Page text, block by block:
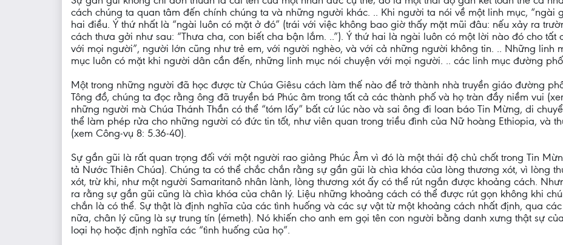
cách chúng ta quan tâm đến chính chúng ta và những người khác. .. Khi người ta nói về một linh mục, “ngài
hai điều. Ý thứ nhất là “ngài luôn có mặt ở đó” (trái với việc không bao giờ thấy mặt mũi đâu: nếu xảy ra
cách thưa gởi như sau: “Thưa cha, con biết cha bận lắm. ..”). Ý thứ hai là ngài luôn có một lời nào đó cho
với mọi người”, người lớn cũng như trẻ em, với người nghèo, và với cả những người không tin. .. Những linh
mục luôn có mặt khi người dân cần đến, những linh mục nói chuyện với mọi người. .. các linh mục đường
Một trong những người đã học được từ Chúa Giêsu cách làm thế nào để trở thành nhà truyền giáo đường
Tông đồ, chúng ta đọc rằng ông đã truyền bá Phúc âm trong tất cả các thành phố và họ tràn đầy niềm vui
những người mà Chúa Thánh Thần có thể “tóm lấy” bất cứ lúc nào và sai ông đi loan báo Tin Mừng, di
thể làm phép rửa cho những người có đức tin tốt, như viên quan trong triều đình của Nữ hoàng Ethiopia, và
(xem Công-vụ 8: 5.36-40).
Sự gần gũi là rất quan trọng đối với một người rao giảng Phúc Âm vì đó là một thái độ chủ chốt trong Tin
tả Nước Thiên Chúa). Chúng ta có thể chắc chắn rằng sự gần gũi là chìa khóa của lòng thương xót, vì lòng
xót, trừ khi, như một người Samaritanô nhân lành, lòng thương xót ấy có thể rút ngắn được khoảng cách.
ra rằng sự gần gũi cũng là chìa khóa của chân lý. Liệu những khoảng cách có thể được rút gọn không khi
chắn là có thể. Sự thật là định nghĩa của các tình huống và các sự vật từ một khoảng cách nhất định, qua
nữa, chân lý cũng là sự trung tín (émeth). Nó khiến cho anh em gọi tên con người bằng danh xưng thật sự
loại họ hoặc định nghĩa các “tình huống của họ”.